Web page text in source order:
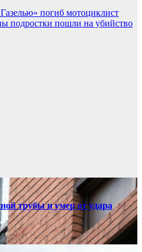
погиб мотоциклист
подростки пошли на убийство
трубы и умер от удара